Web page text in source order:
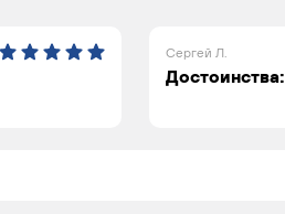
Сергей Л.
Достоинства: